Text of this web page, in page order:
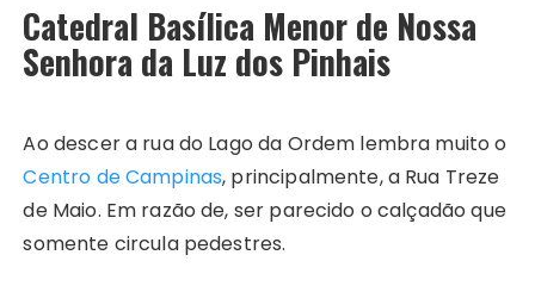
Catedral Basílica Menor de Nossa
Senhora da Luz dos Pinhais
Ao descer a rua do Lago da Ordem lembra muito o
Centro de Campinas, principalmente, a Rua Treze
de Maio. Em razão de, ser parecido o calçadão que
somente circula pedestres.